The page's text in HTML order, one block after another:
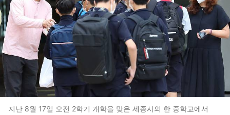
지난 8월 17일 오전 2학기 개학을 맞은 세종시의 한 중학교에서